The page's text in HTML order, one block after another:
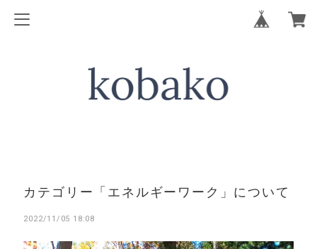
カテゴリー「エネルギーワーク」について
2022/11/05 18:08